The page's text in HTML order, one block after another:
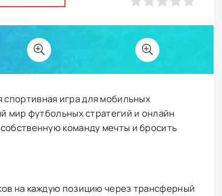
спортивная игра для мобильных
мир футбольных стратегий и онлайн
команду мечты и бросить
на каждую позицию через трансферный